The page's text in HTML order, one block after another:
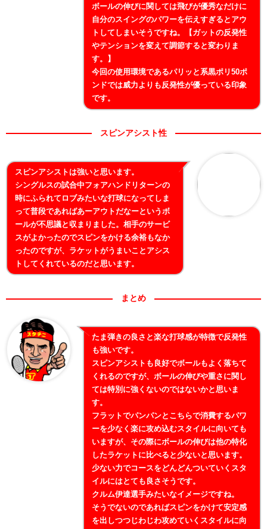
ボールの伸びに関しては飛びが優秀なだけに
自分のスイングのパワーを伝えすぎるとアウ
トしてしまいそうですね。【ガットの反発性
やテンションを変えて調節すると変わりま
す。】
今回の使用環境であるパリッと系黒ポリ50ポ
ンドでは威力よりも反発性が優っている印象
です。
スピンアシスト性
スピンアシストは強いと思います。
シングルスの試合中フォアハンドリターンの
時にふられてロブみたいな打球になってしま
って普段であればあーアウトだなーというボ
ールが不思議と収まりました。相手のサービ
スがよかったのでスピンをかける余裕もなか
ったのですが、ラケットがうまいことアシス
トしてくれているのだと思います。
まとめ
たま弾きの良さと楽な打球感が特徴で反発性
も強いです。
スピンアシストも良好でボールもよく落ちて
くれるのですが、ボールの伸びや重さに関し
ては特別に強くないのではないかと思いま
す。
フラットでパンパンとこちらで消費するパワ
ーを少なく楽に攻め込むスタイルに向いても
いますが、その際にボールの伸びは他の特化
したラケットに比べると少ないと思います。
少ない力でコースをどんどんついていくスタ
イルにはとても良さそうです。
クルム伊達選手みたいなイメージですね。
そうでないのであればスピンをかけて安定感
を出しつつじわじわ攻めていくスタイルに向